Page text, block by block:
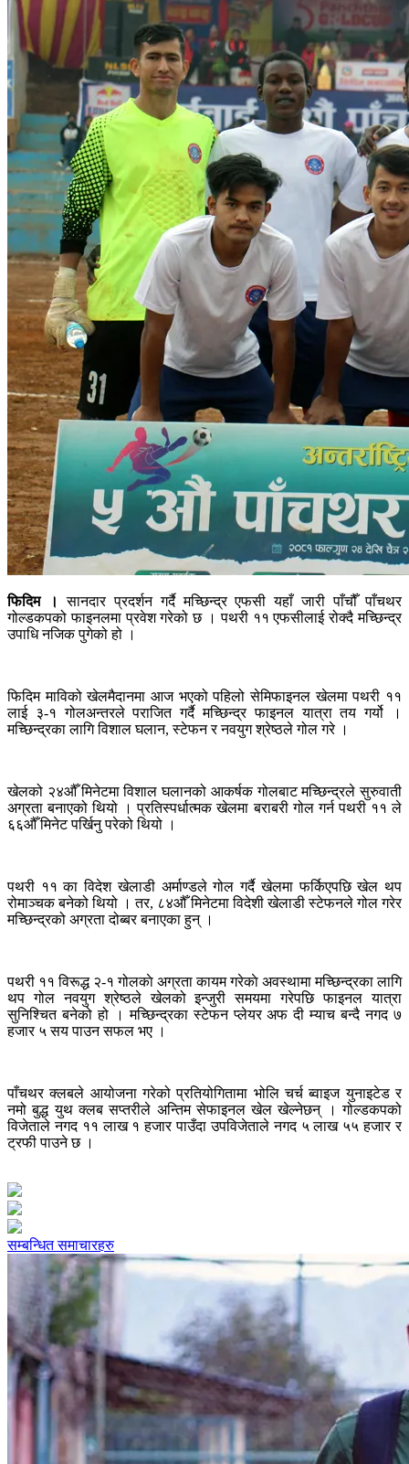
फिदिम ।
सानदार प्रदर्शन गर्दै मच्छिन्द्र एफसी यहाँ जारी पाँचौँ पाँचथर
गोल्डकपको फाइनलमा प्रवेश गरेको छ । पथरी ११ एफसीलाई रोक्दै मच्छिन्द्र
उपाधि नजिक पुगेको हो ।
फिदिम माविको खेलमैदानमा आज भएको पहिलो सेमिफाइनल खेलमा पथरी ११
लाई ३-१ गोलअन्तरले पराजित गर्दै मच्छिन्द्र फाइनल यात्रा तय गर्यो ।
मच्छिन्द्रका लागि विशाल घलान, स्टेफन र नवयुग श्रेष्ठले गोल गरे ।
खेलको २४औँ मिनेटमा विशाल घलानको आकर्षक गोलबाट मच्छिन्द्रले सुरुवाती
अग्रता बनाएको थियो । प्रतिस्पर्धात्मक खेलमा बराबरी गोल गर्न पथरी ११ ले
६६औँ मिनेट पर्खिनु परेको थियो ।
पथरी ११ का विदेश खेलाडी अर्माण्डले गोल गर्दै खेलमा फर्किएपछि खेल थप
रोमाञ्चक बनेको थियो । तर, ८४औँ मिनेटमा विदेशी खेलाडी स्टेफनले गोल गरेर
मच्छिन्द्रको अग्रता दोब्बर बनाएका हुन् ।
पथरी ११ विरूद्ध २-१ गोलकाे अग्रता कायम गरेकाे अवस्थामा मच्छिन्द्रका लागि
थप गोल नवयुग श्रेष्ठले खेलको इन्जुरी समयमा गरेपछि फाइनल यात्रा
सुनिश्चित बनेको हो । मच्छिन्द्रका स्टेफन प्लेयर अफ दी म्याच बन्दै नगद ७
हजार ५ सय पाउन सफल भए ।
पाँचथर क्लबले आयोजना गरेको प्रतियोगितामा भोलि चर्च ब्वाइज युनाइटेड र
नमो बुद्ध युथ क्लब सप्तरीले अन्तिम सेफाइनल खेल खेल्नेछन् । गोल्डकपको
विजेताले नगद ११ लाख १ हजार पाउँदा उपविजेताले नगद ५ लाख ५५ हजार र
ट्रफी पाउने छ ।
सम्बन्धित समाचारहरु